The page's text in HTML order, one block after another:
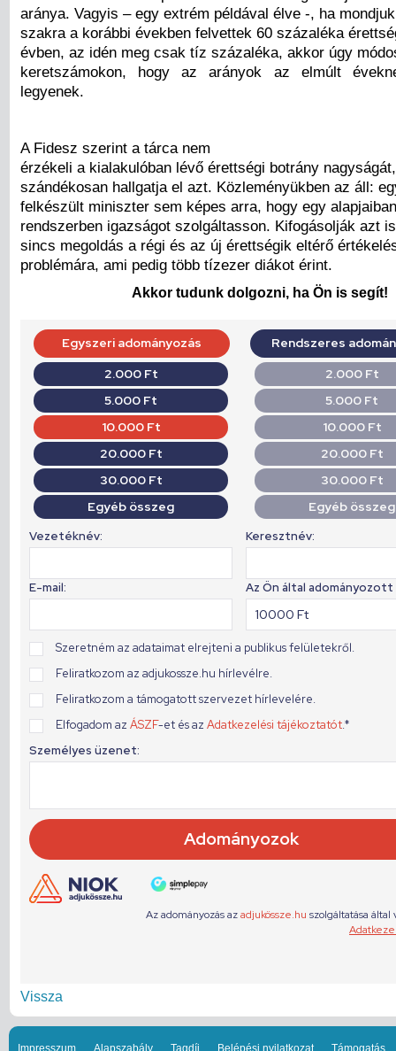
aránya. Vagyis – egy extrém példával élve -, ha
szakra a korábbi években felvettek 60 százaléka
évben, az idén meg csak tíz százaléka, akkor úgy
keretszámokon, hogy az arányok az elmúlt
legyenek.
A Fidesz szerint a tárca nem
érzékeli a kialakulóban lévő érettségi botrány
szándékosan hallgatja el azt. Közleményükben az áll:
felkészült miniszter sem képes arra, hogy egy
rendszerben igazságot szolgáltasson. Kifogásolják azt
sincs megoldás a régi és az új érettségik eltérő
problémára, ami pedig több tízezer diákot érint.
Akkor tudunk dolgozni, ha Ön is segít!
Vissza
Impresszum Alapszabály Tagdíj Belépési nyilatkozat Támogatás